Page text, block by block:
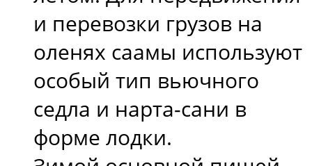
и перевозки грузов на
оленях саамы используют
особый тип вьючного
седла и нарта-сани в
форме лодки.